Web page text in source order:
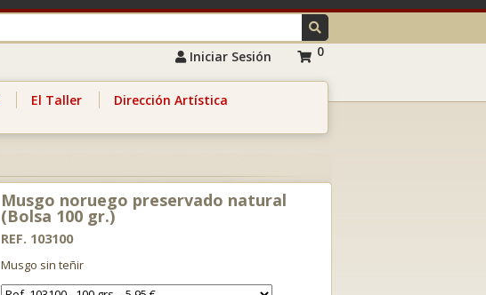
Iniciar Sesión 0
El Taller Dirección Artística
Musgo noruego preservado natural
(Bolsa 100 gr.)
REF. 103100
Musgo sin teñir